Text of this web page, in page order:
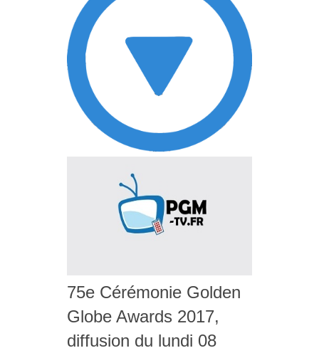
75e Cérémonie Golden
Globe Awards 2017,
diffusion du lundi 08